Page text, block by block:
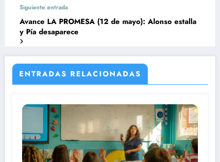
Siguiente entrada
Avance LA PROMESA (12 de mayo): Alonso estalla
y Pía desaparece
ENTRADAS RELACIONADAS